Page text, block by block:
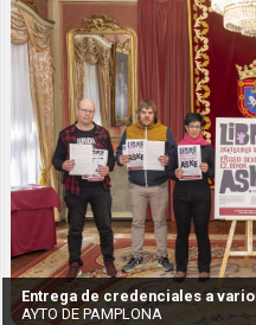
Entrega de credenciales a
AYTO DE PAMPLONA